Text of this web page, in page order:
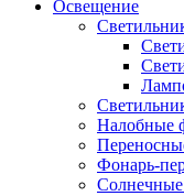
Освещение
Налобные
Фонарь-